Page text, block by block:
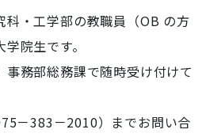
・工学部の教職員（OB の方
院生です。
務部総務課で随時受け付けて
－383－2010）までお問い合